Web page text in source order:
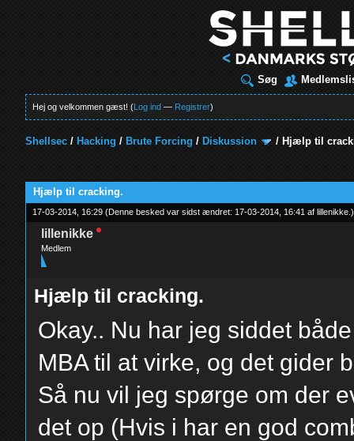
Søg
Hej og velkommen gæst! (Log ind — Registrer)
Shellsec / Hacking / Brute Forcing / Diskussion / Hjælp til
Hjælp til cracking.
17-03-2014, 16:29(Denne besked var sidst ændret: 17-03-2014, 16:41 aflillenikke .)
lillenikke
Medlem
Hjælp til cracking.
Okay.. Nu har jeg siddet
MBA til at virke, og det gider
Så nu vil jeg spørge om der
det op (Hvis i har en god